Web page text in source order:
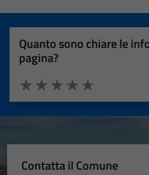
Quanto sono chiare le
pagina?
Valuta 5 stelle
Valuta 4 stelle su 5
Valuta 3 stelle su 5
Valuta 2 stelle su 5
Valuta 1 stelle su 5
Contatta il Comune